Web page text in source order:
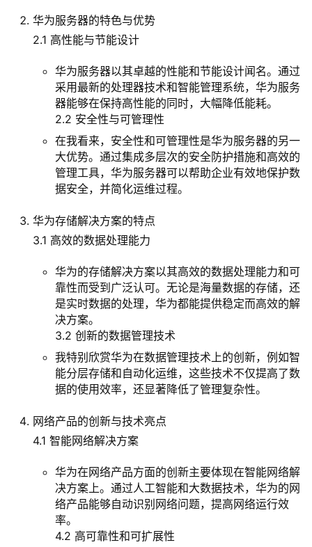
华为服务器的特色与优势
2.1 高性能与节能设计
华为服务器以其卓越的性能和节能设计闻名。通过
采用最新的处理器技术和智能管理系统，华为服务
器能够在保持高性能的同时，大幅降低能耗。
2.2 安全性与可管理性
在我看来，安全性和可管理性是华为服务器的另一
大优势。通过集成多层次的安全防护措施和高效的
管理工具，华为服务器可以帮助企业有效地保护数
据安全，并简化运维过程。
华为存储解决方案的特点
3.1 高效的数据处理能力
华为的存储解决方案以其高效的数据处理能力和可
靠性而受到广泛认可。无论是海量数据的存储，还
是实时数据的处理，华为都能提供稳定而高效的解
决方案。
3.2 创新的数据管理技术
我特别欣赏华为在数据管理技术上的创新，例如智
能分层存储和自动化运维，这些技术不仅提高了数
据的使用效率，还显著降低了管理复杂性。
网络产品的创新与技术亮点
4.1 智能网络解决方案
华为在网络产品方面的创新主要体现在智能网络解
决方案上。通过人工智能和大数据技术，华为的网
络产品能够自动识别网络问题，提高网络运行效
率。
4.2 高可靠性和可扩展性